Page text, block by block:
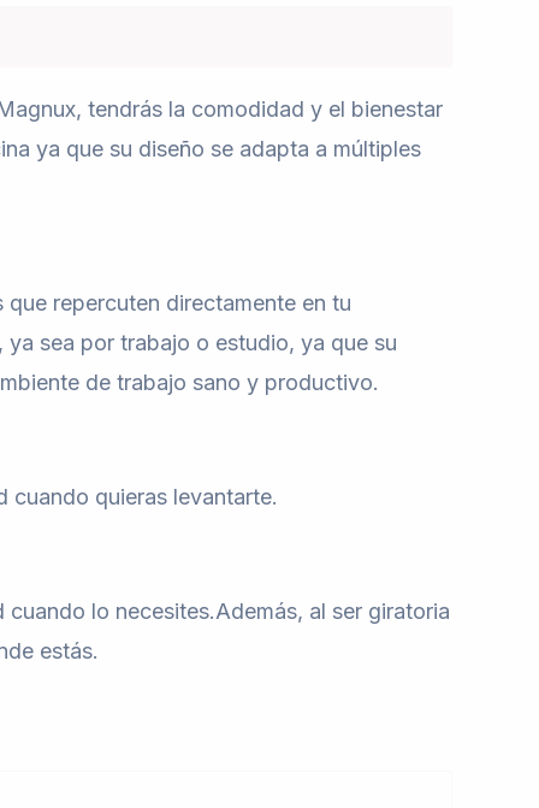
tendrás la comodidad y el bienestar
ya que su diseño se adapta a múltiples
repercuten directamente en tu
sea por trabajo o estudio, ya que su
de trabajo sano y productivo.
quieras levantarte.
lo necesites.Además, al ser giratoria
estás.